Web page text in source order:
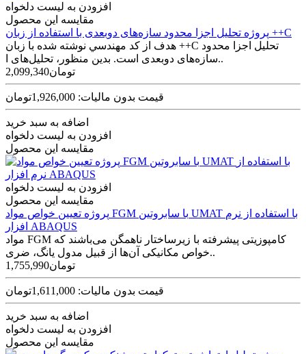
افزودن به لیست دلخواه
مقایسه این محصول
پروژه تحلیل اجزا محدود سازه‌های دو‌بعدی با استفاده از زبان ++C
هدف از کد مهندسي نوشته شده با زبان ++C تحليل اجزا محدود
سازه‌های دوبعدی است. بدین منظور، تحلیل‌های ا..
2,099,340تومان
قیمت بدون مالیات: 1,926,000تومان
اضافه به سبد خرید
افزودن به لیست دلخواه
مقایسه این محصول
افزودن به لیست دلخواه
مقایسه این محصول
پروژه تعیین خواص مواد FGM با سابروتین UMAT با استفاده از نرم
افزار ABAQUS
مواد FGM کامپوزیتی پیشرفته با زیرساختار ناهمگن می‌باشند که
خواص مکانیکی آن‌ها از قبیل مدول یانگ، ضری..
1,755,990تومان
قیمت بدون مالیات: 1,611,000تومان
اضافه به سبد خرید
افزودن به لیست دلخواه
مقایسه این محصول